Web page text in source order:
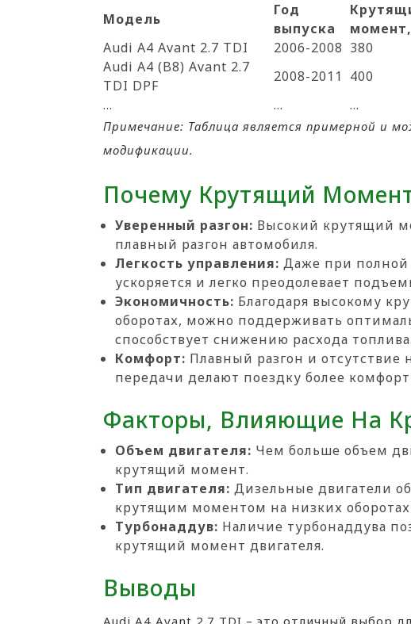
Модель
Год
выпуска
Audi A4 Avant 2.7 TDI
2006-2008 380
Audi A4 (B8) Avant 2.7
TDI DPF
2008-2011 400
…
… …
Примечание: Таблица является примерной и
модификации.
Почему Крутящий
Уверенный разгон: Высокий крутящий
плавный разгон автомобиля.
Легкость управления: Даже при полной
ускоряется и легко преодолевает
Экономичность: Благодаря высокому
оборотах, можно поддерживать
способствует снижению расхода топлива.
Комфорт: Плавный разгон и отсутствие
передачи делают поездку более
Факторы, Влияющие На
Объем двигателя: Чем больше объем
крутящий момент.
Тип двигателя: Дизельные двигатели
крутящим моментом на низких
Турбонаддув: Наличие турбонаддува
крутящий момент двигателя.
Выводы